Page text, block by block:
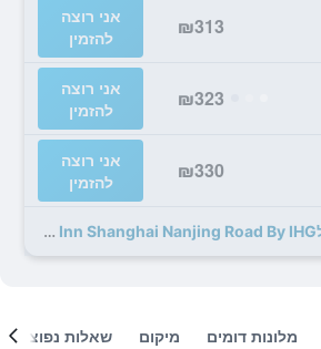
₪313
אני רוצה
להזמין
₪323
אני רוצה
להזמין
₪330
אני רוצה
להזמין
35 מבצעים נוספים לHoliday Inn Shanghai Nanjing Road By IHG
מלונות דומים מיקום שאלות נפוצות